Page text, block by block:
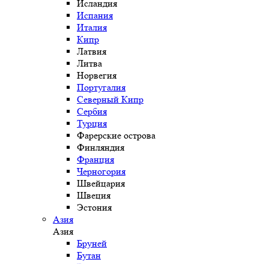
Исландия
Испания
Италия
Кипр
Латвия
Литва
Норвегия
Португалия
Северный Кипр
Сербия
Турция
Фарерские острова
Финляндия
Франция
Черногория
Швейцария
Швеция
Эстония
Азия
Азия
Бруней
Бутан